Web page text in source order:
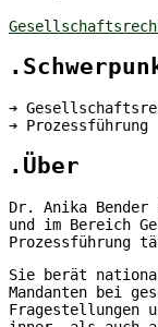
➔
➔ Prozessführung
.Über
Dr. Anika
und im Bereich
Prozessführung
Sie berät
Mandanten bei
Fragestellungen